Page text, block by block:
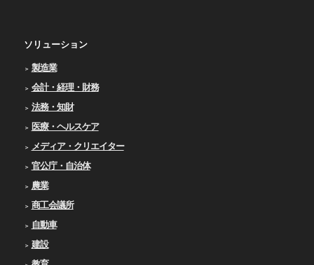
ソリューション
製造業
会計・経理・財務
法務・知財
医療・ヘルスケア
メディア・クリエイター
官公庁・自治体
農業
商工会議所
自動車
建設